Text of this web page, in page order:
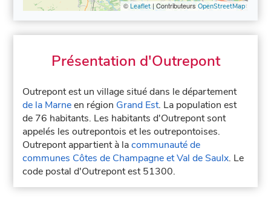
© Leaflet| Contributeurs OpenStreetMap
Présentation d'Outrepont
Outrepont est un village situé dans le département
de la Marneen région Grand Est. La population est
de 76 habitants. Les habitants d'Outrepont sont
appelés les outrepontois et les outrepontoises.
Outrepont appartient à lacommunauté de
communes Côtes de Champagne et Val de Saulx. Le
code postal d'Outrepont est 51300.